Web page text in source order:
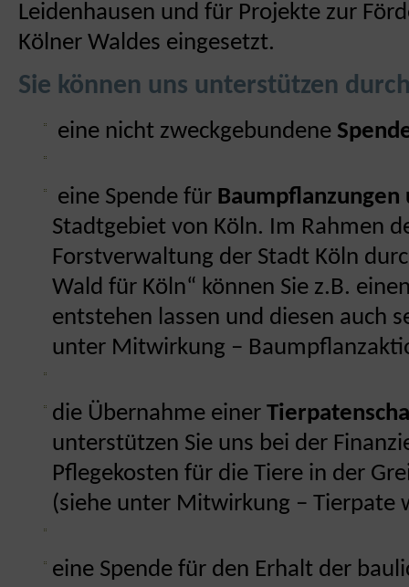
Leidenhausen und für Projekte zur
Kölner Waldes eingesetzt.
Sie können uns unterstützen
eine nicht zweckgebundene
eine Spende für
Stadtgebiet von Köln. Im Rahmen
Forstverwaltung der Stadt Köln
Wald für Köln“ können Sie z.B.
entstehen lassen und diesen auch
unter Mitwirkung –
die Übernahme einer
unterstützen Sie uns bei der
Pflegekosten für die Tiere in der
(siehe unter Mitwirkung – Tierpate
eine Spende für den Erhalt der